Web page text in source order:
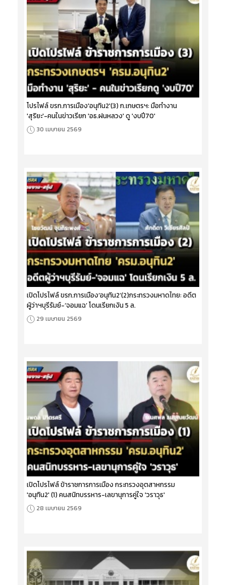
โปรไฟล์ ขรก.การเมือง'อนุทิน2'(3) ก.เกษตรฯ: มือทำงาน
'สุริยะ'-คนในข่าวเรียก 'อธ.ฝนหลวง' ดู 'งบปี70'
30 เมษายน 2569
เปิดโปรไฟล์ ขรก.การเมือง‘อนุทิน2’(2)กระทรวงมหาดไทย: อดีต
ผู้ว่าฯบุรีรัมย์-‘จอมแฉ’ โดนเรียกเงิน 5 ล.
29 เมษายน 2569
เปิดโปรไฟล์ ข้าราชการการเมือง กระทรวงอุตสาหกรรม
'อนุทิน2' (1) คนสนิทบรรหาร-เลขานุการคู่ใจ 'วราวุธ'
28 เมษายน 2569